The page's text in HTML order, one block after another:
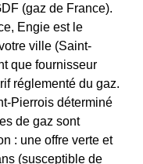
(gaz de France).
Engie est le
ville (Saint-
que fournisseur
réglementé du gaz.
Pierrois déterminé
de gaz sont
: une offre verte et
(susceptible de